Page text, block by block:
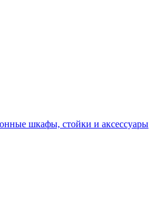
шкафы, стойки и аксессуары